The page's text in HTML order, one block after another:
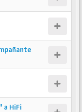
a HiFi